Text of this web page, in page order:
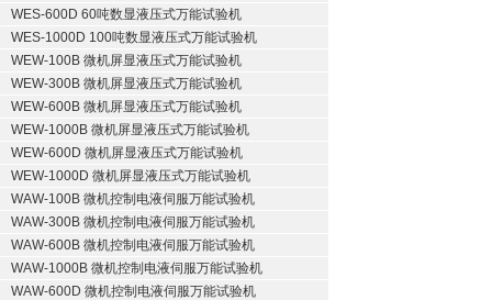
WES-600D 60吨数显液压式万能试验机
WES-1000D 100吨数显液压式万能试验机
WEW-100B 微机屏显液压式万能试验机
WEW-300B 微机屏显液压式万能试验机
WEW-600B 微机屏显液压式万能试验机
WEW-1000B 微机屏显液压式万能试验机
WEW-600D 微机屏显液压式万能试验机
WEW-1000D 微机屏显液压式万能试验机
WAW-100B 微机控制电液伺服万能试验机
WAW-300B 微机控制电液伺服万能试验机
WAW-600B 微机控制电液伺服万能试验机
WAW-1000B 微机控制电液伺服万能试验机
WAW-600D 微机控制电液伺服万能试验机